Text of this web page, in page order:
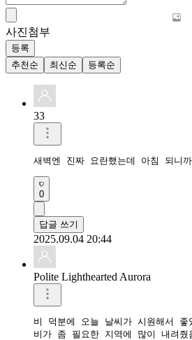
사진첨부
등록
추천순
최신순 등록순
33
새벽엔 진짜 요란했는데 아침 되니
0
답글 쓰기
2025.09.04 20:44
Polite Lighthearted Aurora
비 덕분에 오늘 날씨가 시원해서 좋
비가 좀 필요한 지역에 많이 내려줬